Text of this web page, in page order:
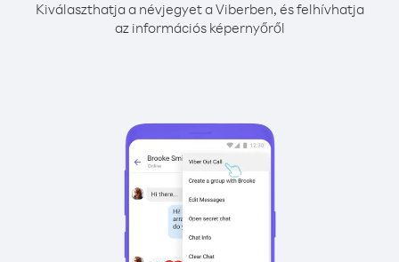
Kiválaszthatja a névjegyet a Viberben, és felhívhatja
az információs képernyőről